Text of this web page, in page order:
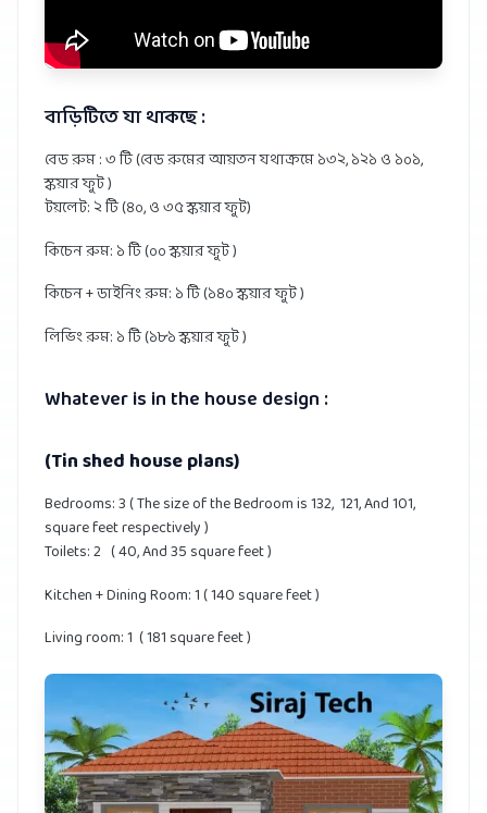
বাড়িটিতে যা থাকছে :
বেড রুম : ৩ টি (বেড রুমের আয়তন যথাক্রমে ১৩২, ১২১ ও ১০১,
স্কয়ার ফুট )
টয়লেট: ২ টি (৪০, ও ৩৫ স্কয়ার ফুট)
কিচেন রুম: ১ টি (০০ স্কয়ার ফুট )
কিচেন + ডাইনিং রুম: ১ টি (১৪০ স্কয়ার ফুট )
লিভিং রুম: ১ টি (১৮১ স্কয়ার ফুট )
Whatever is in the house design :
(Tin shed house plans)
Bedrooms: 3 ( The size of the Bedroom is 132, 121, And 101,
square feet respectively )
Toilets: 2 ( 40, And 35 square feet )
Kitchen + Dining Room: 1 ( 140 square feet )
Living room: 1 ( 181 square feet )